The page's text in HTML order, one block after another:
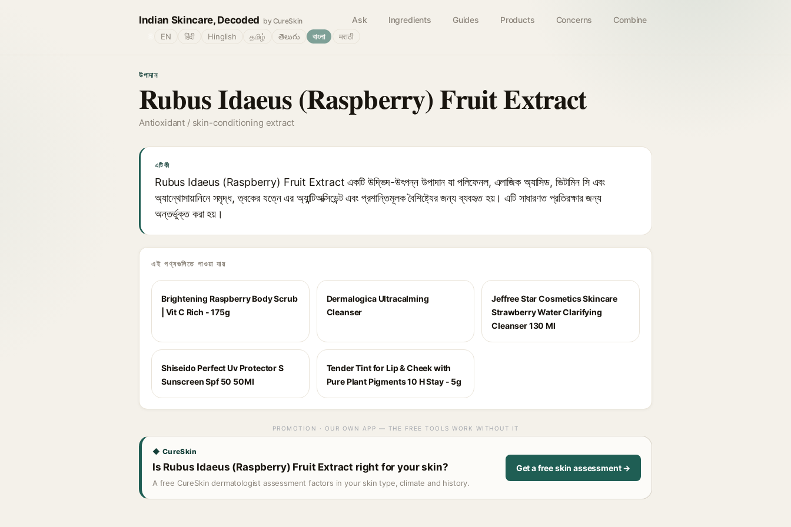
Indian Skincare, Decoded by CureSkin Ask Ingredients Guides Products Concerns Combine
EN हिंदी Hinglish தமிழ் తెలుగు বাংলা मराठी
উপাদান
Rubus Idaeus (Raspberry) Fruit Extract
Antioxidant / skin-conditioning extract
এটি কী
Rubus Idaeus (Raspberry) Fruit Extract একটি উদ্ভিদ-উৎপন্ন উপাদান যা পলিফেনল, এলাজিক অ্যাসিড, ভিটামিন সি এবং
অ্যান্থোসায়ানিনে সমৃদ্ধ, ত্বকের যত্নে এর অ্যান্টিঅক্সিডেন্ট এবং প্রশান্তিমূলক বৈশিষ্ট্যের জন্য ব্যবহৃত হয়। এটি সাধারণত প্রতিরক্ষার জন্য
অন্তর্ভুক্ত করা হয়।
এই পণ্যগুলিতে পাওয়া যায়
Brightening Raspberry Body Scrub
| Vit C Rich - 175g
Dermalogica Ultracalming
Cleanser
Jeffree Star Cosmetics Skincare
Strawberry Water Clarifying
Cleanser 130 Ml
Shiseido Perfect Uv Protector S
Sunscreen Spf 50 50Ml
Tender Tint for Lip & Cheek with
Pure Plant Pigments 10 H Stay - 5g
PROMOTION · OUR OWN APP — THE FREE TOOLS WORK WITHOUT IT
◆ CureSkin
Is Rubus Idaeus (Raspberry) Fruit Extract right for your skin?
A free CureSkin dermatologist assessment factors in your skin type, climate and history.
Get a free skin assessment →